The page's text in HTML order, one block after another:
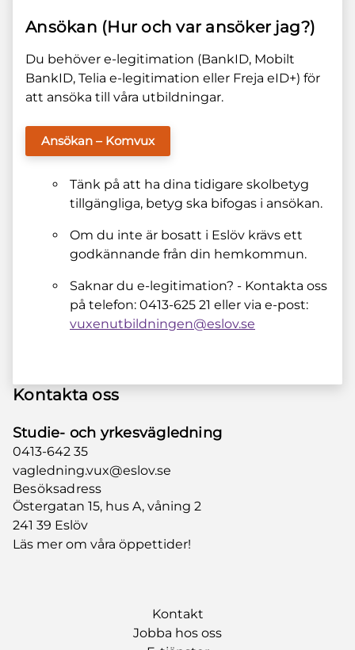
Ansökan (Hur och var ansöker jag?)
Du behöver e-legitimation (BankID, Mobilt
BankID, Telia e-legitimation eller Freja eID+) för
att ansöka till våra utbildningar.
Ansökan – Komvux
Tänk på att ha dina tidigare skolbetyg
tillgängliga, betyg ska bifogas i ansökan.
Om du inte är bosatt i Eslöv krävs ett
godkännande från din hemkommun.
Saknar du e-legitimation? - Kontakta oss
på telefon: 0413-625 21 eller via e-post:
vuxenutbildningen@eslov.se
Kontakta oss
Studie- och yrkesvägledning
0413-642 35
vagledning.vux@eslov.se
Besöksadress
Östergatan 15, hus A, våning 2
241 39 Eslöv
Läs mer om våra öppettider!
Kontakt
Jobba hos oss